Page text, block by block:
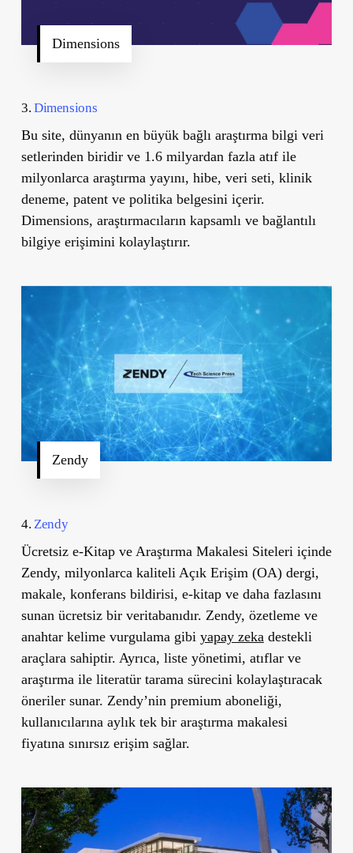
Dimensions
3. Dimensions
Bu site, dünyanın en büyük bağlı araştırma bilgi veri
setlerinden biridir ve 1.6 milyardan fazla atıf ile
milyonlarca araştırma yayını, hibe, veri seti, klinik
deneme, patent ve politika belgesini içerir.
Dimensions, araştırmacıların kapsamlı ve bağlantılı
bilgiye erişimini kolaylaştırır.
Zendy
4. Zendy
Ücretsiz e-Kitap ve Araştırma Makalesi Siteleri içinde
Zendy, milyonlarca kaliteli Açık Erişim (OA) dergi,
makale, konferans bildirisi, e-kitap ve daha fazlasını
sunan ücretsiz bir veritabanıdır. Zendy, özetleme ve
anahtar kelime vurgulama gibi yapay zeka destekli
araçlara sahiptir. Ayrıca, liste yönetimi, atıflar ve
araştırma ile literatür tarama sürecini kolaylaştıracak
öneriler sunar. Zendy’nin premium aboneliği,
kullanıcılarına aylık tek bir araştırma makalesi
fiyatına sınırsız erişim sağlar.